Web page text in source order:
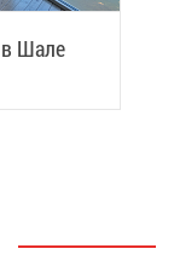
в Ша­ле